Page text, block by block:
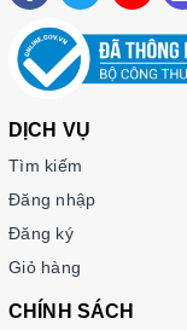
DỊCH VỤ
Tìm kiếm
Đăng nhập
Đăng ký
Giỏ hàng
CHÍNH SÁCH